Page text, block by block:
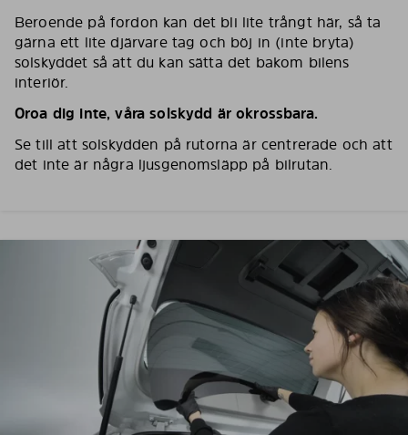
Beroende på fordon kan det bli lite trångt här, så ta
gärna ett lite djärvare tag och böj in (inte bryta)
solskyddet så att du kan sätta det bakom bilens
interiör.
Oroa dig inte, våra solskydd är okrossbara.
Se till att solskydden på rutorna är centrerade och att
det inte är några ljusgenomsläpp på bilrutan.